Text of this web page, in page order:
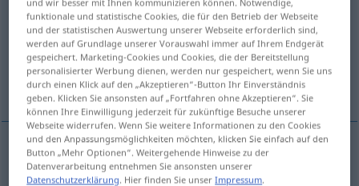
Übersicht aller Übersetzungen
(Für mehr Details die Übersetzung anklicken/antippen)
milostinja, milodar
milostinja,milodar Almosen
funktionale und statistische Cookies, die für den Betrieb der Webseite
und der statistischen Auswertung unserer Webseite erforderlich sind,
werden auf Grundlage unserer Vorauswahl immer auf Ihrem Endgerät
gespeichert. Marketing-Cookies und Cookies, die der Bereitstellung
personalisierter Werbung dienen, werden nur gespeichert, wenn Sie uns
durch einen Klick auf den „Akzeptieren“-Button Ihr Einverständnis
geben. Klicken Sie ansonsten auf „Fortfahren ohne Akzeptieren“. Sie
können Ihre Einwilligung jederzeit für zukünftige Besuche unserer
Webseite widerrufen. Wenn Sie weitere Informationen zu den Cookies
und den Anpassungsmöglichkeiten möchten, klicken Sie einfach auf den
Button „Mehr Optionen“. Weitergehende Hinweise zu der
Datenverarbeitung entnehmen Sie ansonsten unserer
Datenschutzerklärung . Hier finden Sie unserImpressum